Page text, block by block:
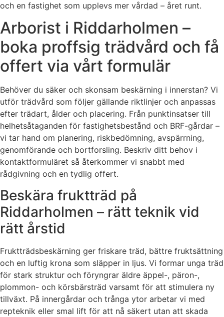
och en fastighet som upplevs mer vårdad – året runt.
Arborist i Riddarholmen –
boka proffsig trädvård och få
offert via vårt formulär
Behöver du säker och skonsam beskärning i innerstan? Vi
utför trädvård som följer gällande riktlinjer och anpassas
efter trädart, ålder och placering. Från punktinsatser till
helhetsåtaganden för fastighetsbestånd och BRF-gårdar –
vi tar hand om planering, riskbedömning, avspärrning,
genomförande och bortforsling. Beskriv ditt behov i
kontaktformuläret så återkommer vi snabbt med
rådgivning och en tydlig offert.
Beskära fruktträd på
Riddarholmen – rätt teknik vid
rätt årstid
Fruktträdsbeskärning ger friskare träd, bättre fruktsättning
och en luftig krona som släpper in ljus. Vi formar unga träd
för stark struktur och föryngrar äldre äppel-, päron-,
plommon- och körsbärsträd varsamt för att stimulera ny
tillväxt. På innergårdar och trånga ytor arbetar vi med
repteknik eller smal lift för att nå säkert utan att skada